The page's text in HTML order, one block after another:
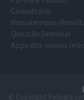
Consultório
Passatempos/
Questão Semanal
Apps dos nossos
© Copyright